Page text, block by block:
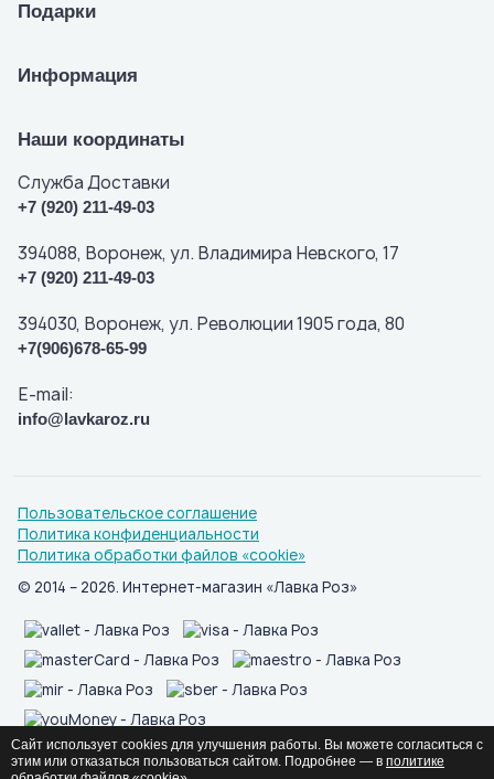
Подарки
Информация
Наши координаты
Служба Доставки
+7 (920) 211-49-03
394088, Воронеж, ул. Владимира Невского, 17
+7 (920) 211-49-03
394030, Воронеж, ул. Революции 1905 года, 80
+7(906)678-65-99
E-mail:
info@lavkaroz.ru
Пользовательское соглашение
Политика конфиденциальности
Политика обработки файлов «cookie»
© 2014 – 2026. Интернет-магазин «Лавка Роз»
Мы в социальных сетях:
Сайт использует cookies для улучшения работы. Вы можете согласиться с
этим или отказаться пользоваться сайтом. Подробнее — в политике